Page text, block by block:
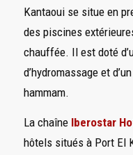
Kantaoui se situe en
des piscines
chauffée. Il est doté
d’hydromassage et
hammam.
La chaîne Iberostar
hôtels situés à Port El